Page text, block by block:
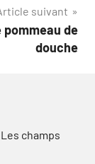
suivant
pommeau de
douche
Les champs